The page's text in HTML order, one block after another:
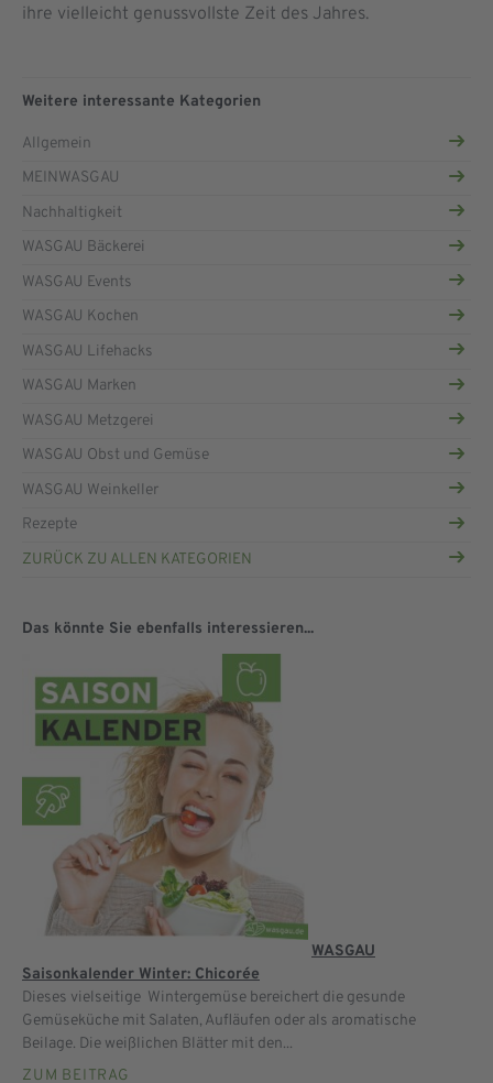
ihre vielleicht genussvollste Zeit des Jahres.
Weitere interessante Kategorien
Allgemein
MEINWASGAU
Nachhaltigkeit
WASGAU Bäckerei
WASGAU Events
WASGAU Kochen
WASGAU Lifehacks
WASGAU Marken
WASGAU Metzgerei
WASGAU Obst und Gemüse
WASGAU Weinkeller
Rezepte
ZURÜCK ZU ALLEN KATEGORIEN
Das könnte Sie ebenfalls interessieren...
WASGAU
Saisonkalender Winter: Chicorée
Dieses vielseitige Wintergemüse bereichert die gesunde
Gemüseküche mit Salaten, Aufläufen oder als aromatische
Beilage. Die weißlichen Blätter mit den...
ZUM BEITRAG